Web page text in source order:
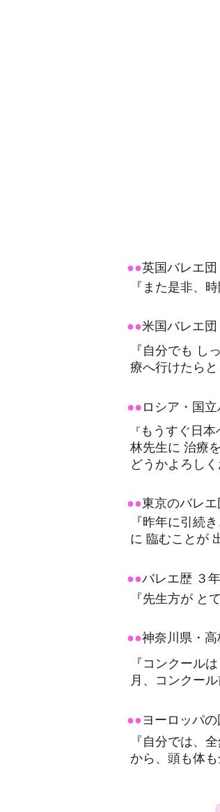
●●英国バレエ
『また是非、
●●米国バレエ
『自分でも し
療へ行けたらと
●● ロシア・国
『 もうすぐ日本
林先生に 治療
どうかよろし
●●東京のバレ
『昨年に引続
に 臨むことが
●●バレエ歴 ３
『先生方が と
●●神奈川県・
『コンクール
月、コンクー
●●ヨーロッパ
『自分では、
から、頭も体